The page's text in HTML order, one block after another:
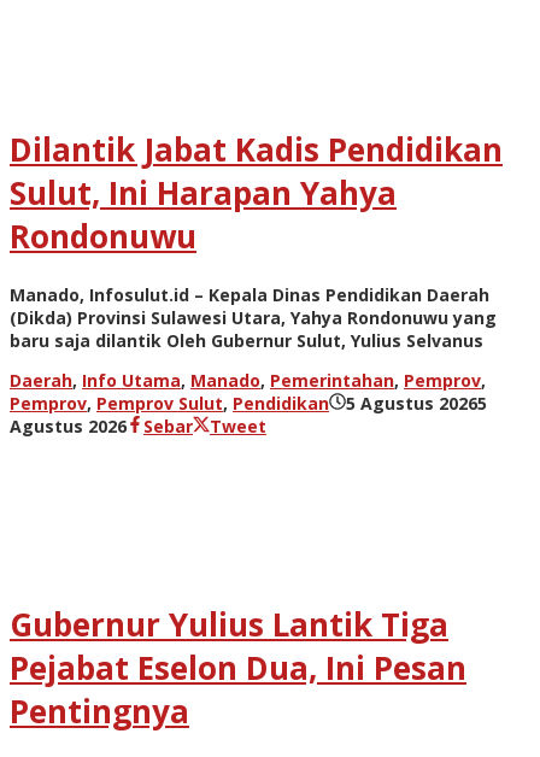
Dilantik Jabat Kadis Pendidikan
Sulut, Ini Harapan Yahya
Rondonuwu
Manado, Infosulut.id – Kepala Dinas Pendidikan Daerah
(Dikda) Provinsi Sulawesi Utara, Yahya Rondonuwu yang
baru saja dilantik Oleh Gubernur Sulut, Yulius Selvanus
Daerah, Info Utama, Manado, Pemerintahan, Pemprov,
Pemprov, Pemprov Sulut, Pendidikan 5 Agustus 20265
Agustus 2026olehSebar Tweet
Gubernur Yulius Lantik Tiga
Pejabat Eselon Dua, Ini Pesan
Pentingnya